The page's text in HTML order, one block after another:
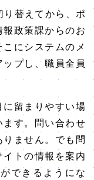
替えてから、ポ
政策課からのお
にシステムのメ
プし、職員全員
に留まりやすい場
す。問い合わせ
ません。でも問
トの情報を案内
できるようにな